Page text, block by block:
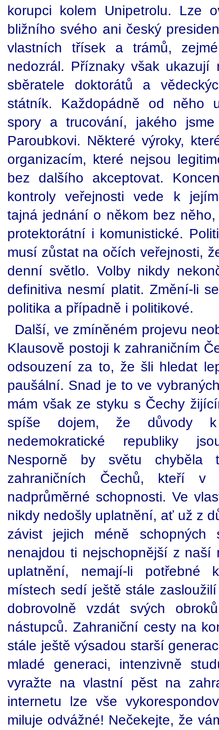
korupci kolem Unipetrolu. Lze
bližního svého ani český
vlastních třísek a trámů,
nedozrál. Příznaky však ukazují
sběratele doktorátů a
státník. Každopádně od něho
spory a trucování, jakého
Paroubkovi. Některé výroky,
organizacím, které nejsou
bez dalšího akceptovat.
kontroly veřejnosti vede k
tajná jednání o někom bez
protektorátní i komunistické.
musí zůstat na očích veřejnosti,
denní světlo. Volby nikdy
definitiva nesmí platit. Změní-li
politika a případně i politikové.
Další, ve zmíněném projevu
Klausově postoji k zahraničním
odsouzení za to, že šli hledat
paušální. Snad je to ve
mám však ze styku s Čechy
spíše dojem, že důvody
nedemokratické republiky
Nesporně by světu chyběla
zahraničních Čechů, kteří v
nadprůměrné schopnosti. Ve
nikdy nedošly uplatnění, ať už z
závist jejich méně schopných
nenajdou ti nejschopnější z naší
uplatnění, nemají-li potřebné
místech sedí ještě stále
dobrovolně vzdát svých
nástupců. Zahraniční cesty na
stále ještě výsadou starší
mladé generaci, intenzivně
vyražte na vlastní pěst na
internetu lze vše
miluje odvážné! Nečekejte, že